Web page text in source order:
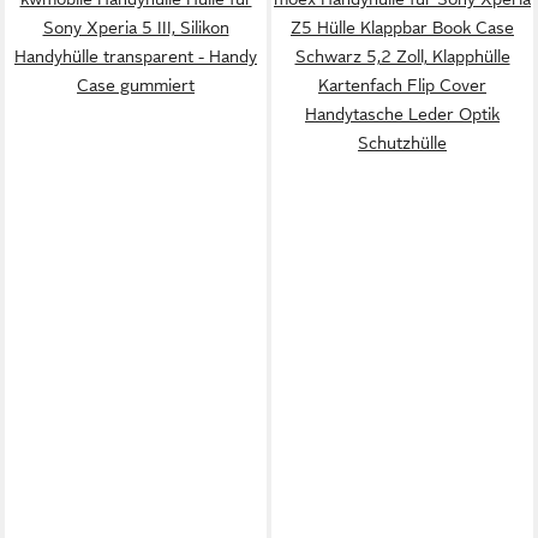
Sony Xperia 5 III, Silikon
Handyhülle transparent - Handy
Case gummiert
Z5 Hülle Klappbar Book Case
Schwarz 5,2 Zoll, Klapphülle
Kartenfach Flip Cover
Handytasche Leder Optik
Schutzhülle